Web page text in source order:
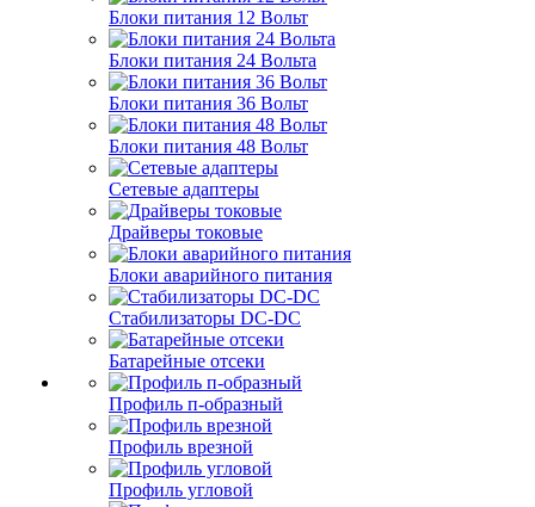
Блоки питания 12 Вольт
Блоки питания 24 Вольта
Блоки питания 36 Вольт
Блоки питания 48 Вольт
Сетевые адаптеры
Драйверы токовые
Блоки аварийного питания
Стабилизаторы DC-DC
Батарейные отсеки
Профиль п-образный
Профиль врезной
Профиль угловой